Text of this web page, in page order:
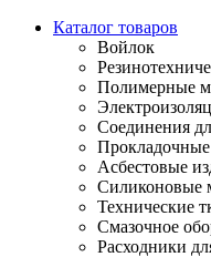
Каталог товаров
Войлок
Полимерные
Соединения
Асбестовые
Силиконовые
Технические
Смазочное
Расходники